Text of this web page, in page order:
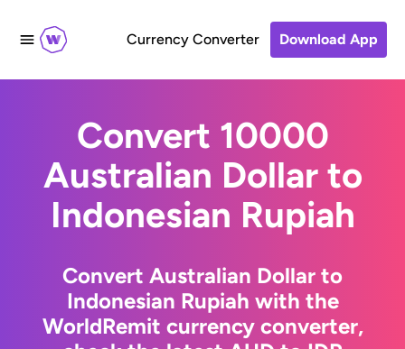
Currency Converter Download App
Convert 10000
Australian Dollar to
Indonesian Rupiah
Convert Australian Dollar to
Indonesian Rupiah with the
WorldRemit currency converter,